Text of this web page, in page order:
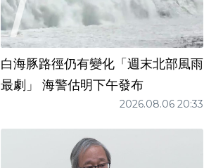
白海豚路徑仍有變化「週末北部風雨
最劇」 海警估明下午發布
2026.08.06 20:33